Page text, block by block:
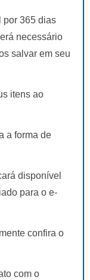
por 365 dias
necessário
salvar em seu
itens ao
a forma de
disponível
para o e-
confira o
com o